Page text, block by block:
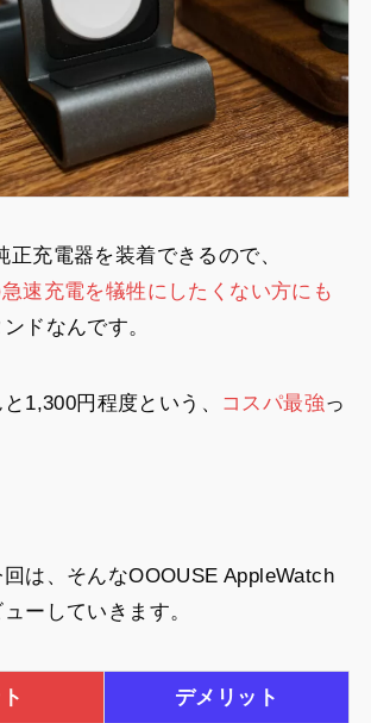
正充電器を装着できるので、
速充電を犠牲にしたくない方にも
ドなんです。
1,300円程度という、 コスパ最強っ
は、そんなOOOUSE AppleWatch
ーしていきます。
デメリット